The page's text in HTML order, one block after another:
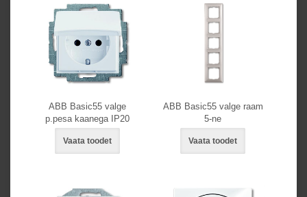
ABB Basic55 valge
p.pesa kaanega IP20
Vaata toodet
ABB Basic55 valge raam
5-ne
Vaata toodet